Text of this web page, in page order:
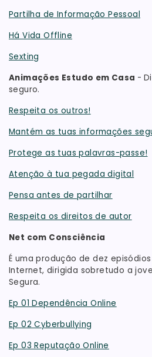
Partilha de Informação Pessoal
Há Vida Offline
Sexting
Animações Estudo em Casa -
seguro.
Respeita os outros!
Mantém as tuas informações
Protege as tuas palavras-passe!
Atenção à tua pegada digital
Pensa antes de partilhar
Respeita os direitos de autor
Net com Consciência
É uma produção de dez
Internet, dirigida sobretudo a
Segura.
Ep 01 Dependência Online
Ep 02 Cyberbullying
Ep 03 Reputação Online